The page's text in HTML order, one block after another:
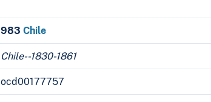
983Chile
Chile--1830-1861
ocd00177757